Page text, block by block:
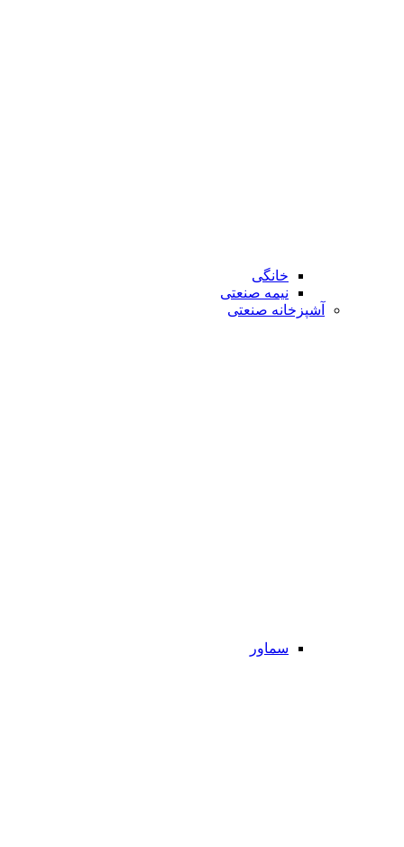
خانگی
نیمه صنعتی
آشپزخانه صنعتی
سماور